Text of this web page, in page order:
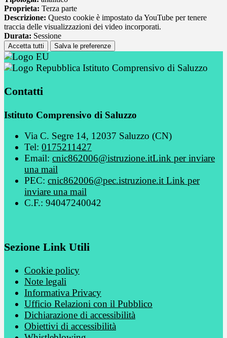
Proprieta: Terza parte
Descrizione: Questo cookie è impostato da YouTube per tenere
traccia delle visualizzazioni dei video incorporati.
Durata: Sessione
Accetta tutti Salva le preferenze
Istituto Comprensivo di Saluzzo
Contatti
Istituto Comprensivo di Saluzzo
Via C. Segre 14, 12037 Saluzzo (CN)
Tel: 0175211427
Email: cnic862006@istruzione.itLink per inviare
una mail
PEC: cnic862006@pec.istruzione.it Link per
inviare una mail
C.F.: 94047240042
Sezione Link Utili
Cookie policy
Note legali
Informativa Privacy
Ufficio Relazioni con il Pubblico
Dichiarazione di accessibilità
Obiettivi di accessibilità